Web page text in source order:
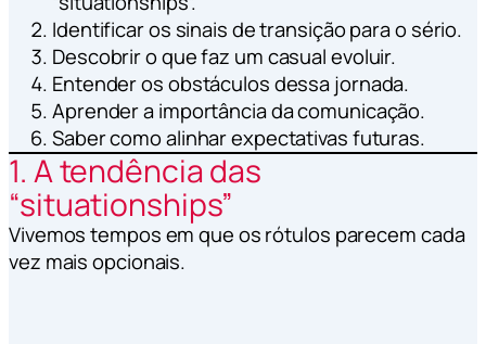
Identificar os sinais de transição para o sério.
Descobrir o que faz um casual evoluir.
Entender os obstáculos dessa jornada.
Aprender a importância da comunicação.
Saber como alinhar expectativas futuras.
1. A tendência das
“situationships”
Vivemos tempos em que os rótulos parecem cada
vez mais opcionais.